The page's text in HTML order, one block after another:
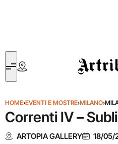
Artribune
HOME›EVENTI E MOSTRE›MILANO›
Correnti IV –
ARTOPIA GALLERY 18/05/